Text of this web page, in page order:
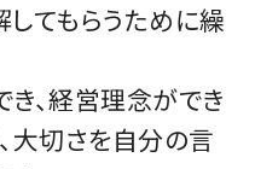
てもらうために繰
、経営理念ができ
大切さを自分の言